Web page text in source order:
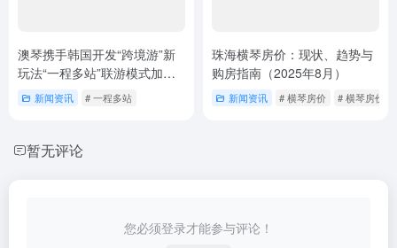
澳琴携手韩国开发“跨境游”新
玩法“一程多站”联游模式加速
拓展国际市场
新闻资讯 # 一程多站
珠海横琴房价：现状、趋势与
购房指南（2025年8月）
新闻资讯 # 横琴房价 # 横琴房价最
暂无评论
您必须登录才能参与评论！